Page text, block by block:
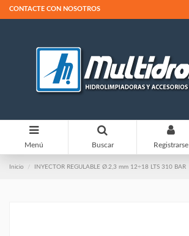
CONTACTE CON NOSOTROS
Menú Buscar Registrarse
Inicio INYECTOR REGULABLE Ø.2,3 mm 12÷18 LTS 310 BAR